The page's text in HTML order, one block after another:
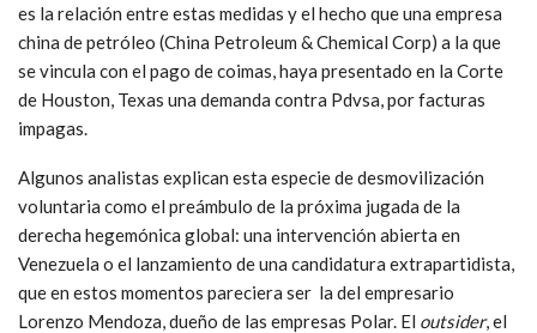
es la relación entre estas medidas y el hecho que una empresa
china de petróleo (China Petroleum & Chemical Corp) a la que
se vincula con el pago de coimas, haya presentado en la Corte
de Houston, Texas una demanda contra Pdvsa, por facturas
impagas.
Algunos analistas explican esta especie de desmovilización
voluntaria como el preámbulo de la próxima jugada de la
derecha hegemónica global: una intervención abierta en
Venezuela o el lanzamiento de una candidatura extrapartidista,
que en estos momentos pareciera ser la del empresario
Lorenzo Mendoza, dueño de las empresas Polar. El outsider, el